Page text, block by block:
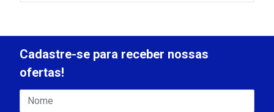
Cadastre-se para receber nossas
ofertas!